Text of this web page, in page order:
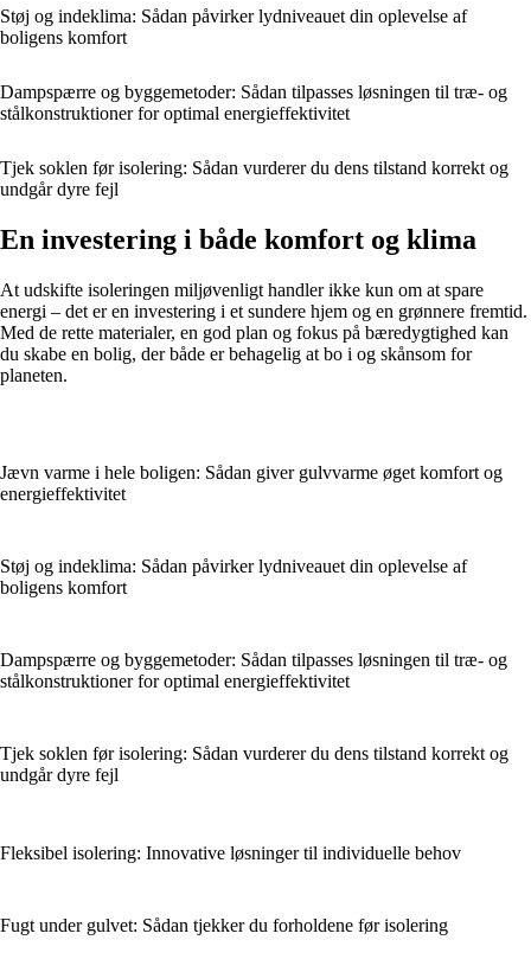
Støj og indeklima: Sådan påvirker lydniveauet din oplevelse af
boligens komfort
Dampspærre og byggemetoder: Sådan tilpasses løsningen til træ- og
stålkonstruktioner for optimal energieffektivitet
Tjek soklen før isolering: Sådan vurderer du dens tilstand korrekt og
undgår dyre fejl
En investering i både komfort og klima
At udskifte isoleringen miljøvenligt handler ikke kun om at spare
energi – det er en investering i et sundere hjem og en grønnere fremtid.
Med de rette materialer, en god plan og fokus på bæredygtighed kan
du skabe en bolig, der både er behagelig at bo i og skånsom for
planeten.
Jævn varme i hele boligen: Sådan giver gulvvarme øget komfort og
energieffektivitet
Støj og indeklima: Sådan påvirker lydniveauet din oplevelse af
boligens komfort
Dampspærre og byggemetoder: Sådan tilpasses løsningen til træ- og
stålkonstruktioner for optimal energieffektivitet
Tjek soklen før isolering: Sådan vurderer du dens tilstand korrekt og
undgår dyre fejl
Fleksibel isolering: Innovative løsninger til individuelle behov
Fugt under gulvet: Sådan tjekker du forholdene før isolering